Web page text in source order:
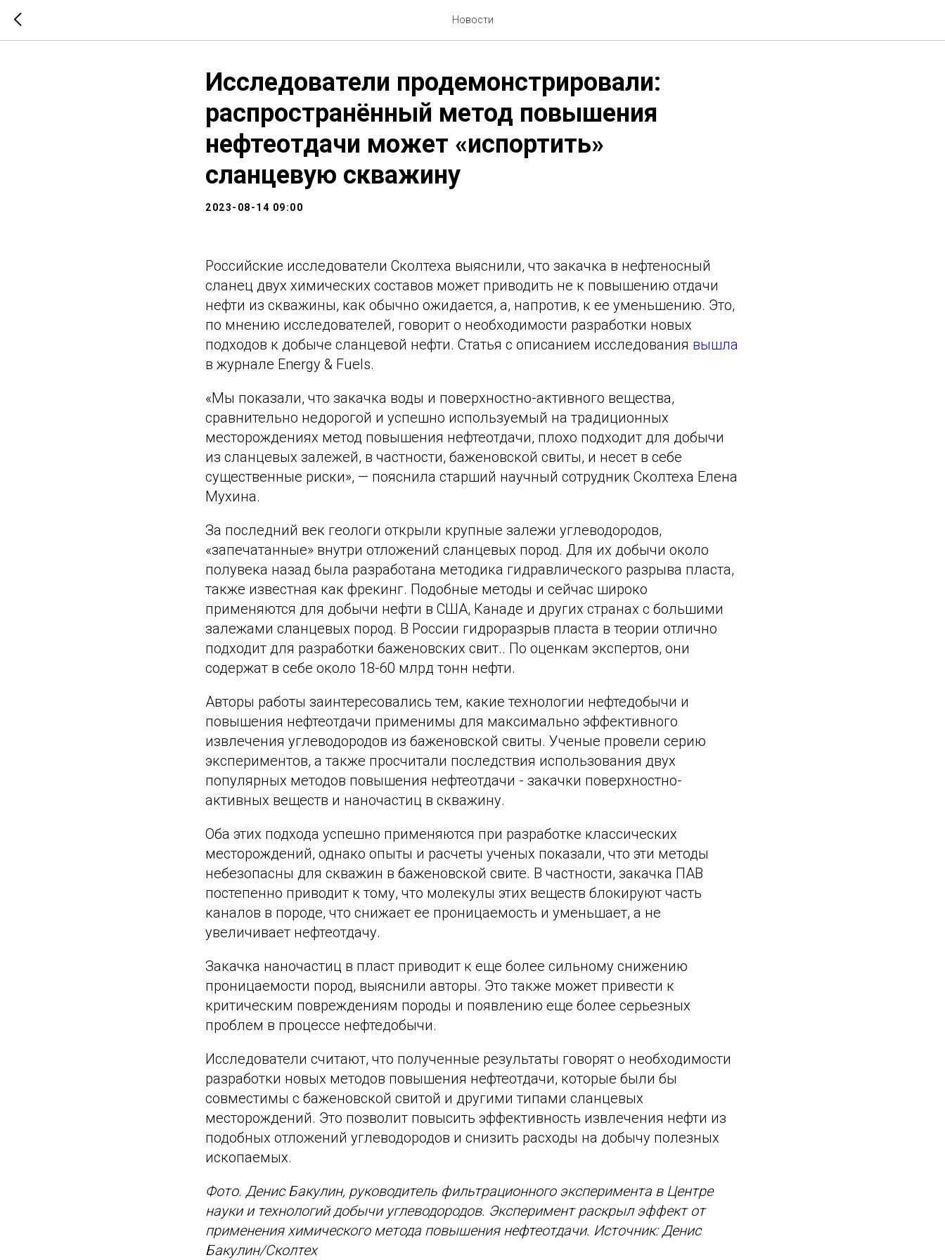
Новости
Исследователи продемонстрировали:
распространённый метод повышения
нефтеотдачи может «испортить»
сланцевую скважину
2023-08-14 09:00
Российские исследователи Сколтеха выяснили, что закачка в нефтеносный
сланец двух химических составов может приводить не к повышению отдачи
нефти из скважины, как обычно ожидается, а, напротив, к ее уменьшению. Это,
по мнению исследователей, говорит о необходимости разработки новых
подходов к добыче сланцевой нефти. Статья с описанием исследования вышла
в журнале Energy & Fuels.
«Мы показали, что закачка воды и поверхностно-активного вещества,
сравнительно недорогой и успешно используемый на традиционных
месторождениях метод повышения нефтеотдачи, плохо подходит для добычи
из сланцевых залежей, в частности, баженовской свиты, и несет в себе
существенные риски», — пояснила старший научный сотрудник Сколтеха Елена
Мухина.
За последний век геологи открыли крупные залежи углеводородов,
«запечатанные» внутри отложений сланцевых пород. Для их добычи около
полувека назад была разработана методика гидравлического разрыва пласта,
также известная как фрекинг. Подобные методы и сейчас широко
применяются для добычи нефти в США, Канаде и других странах с большими
залежами сланцевых пород. В России гидроразрыв пласта в теории отлично
подходит для разработки баженовских свит.. По оценкам экспертов, они
содержат в себе около 18-60 млрд тонн нефти.
Авторы работы заинтересовались тем, какие технологии нефтедобычи и
повышения нефтеотдачи применимы для максимально эффективного
извлечения углеводородов из баженовской свиты. Ученые провели серию
экспериментов, а также просчитали последствия использования двух
популярных методов повышения нефтеотдачи - закачки поверхностно-
активных веществ и наночастиц в скважину.
Оба этих подхода успешно применяются при разработке классических
месторождений, однако опыты и расчеты ученых показали, что эти методы
небезопасны для скважин в баженовской свите. В частности, закачка ПАВ
постепенно приводит к тому, что молекулы этих веществ блокируют часть
каналов в породе, что снижает ее проницаемость и уменьшает, а не
увеличивает нефтеотдачу.
Закачка наночастиц в пласт приводит к еще более сильному снижению
проницаемости пород, выяснили авторы. Это также может привести к
критическим повреждениям породы и появлению еще более серьезных
проблем в процессе нефтедобычи.
Исследователи считают, что полученные результаты говорят о необходимости
разработки новых методов повышения нефтеотдачи, которые были бы
совместимы с баженовской свитой и другими типами сланцевых
месторождений. Это позволит повысить эффективность извлечения нефти из
подобных отложений углеводородов и снизить расходы на добычу полезных
ископаемых.
Фото. Денис Бакулин, руководитель фильтрационного эксперимента в Центре
науки и технологий добычи углеводородов. Эксперимент раскрыл эффект от
применения химического метода повышения нефтеотдачи. Источник: Денис
Бакулин/Сколтех